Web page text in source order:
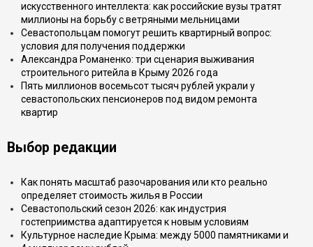
искусственного интеллекта: как российские вузы тратят
миллионы на борьбу с ветряными мельницами
Севастопольцам помогут решить квартирный вопрос:
условия для получения поддержки
Александра Романенко: три сценария выживания
строительного ритейла в Крыму 2026 года
Пять миллионов восемьсот тысяч рублей украли у
севастопольских пенсионеров под видом ремонта
квартир
Выбор редакции
Как понять масштаб разочарования или кто реально
определяет стоимость жилья в России
Севастопольский сезон 2026: как индустрия
гостеприимства адаптируется к новым условиям
Культурное наследие Крыма: между 5000 памятниками и